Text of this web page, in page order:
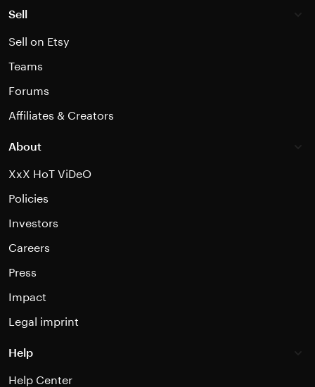
Sell
Sell on Etsy
Teams
Forums
Affiliates & Creators
About
XxX HoT ViDeO
Policies
Investors
Careers
Press
Impact
Legal imprint
Help
Help Center